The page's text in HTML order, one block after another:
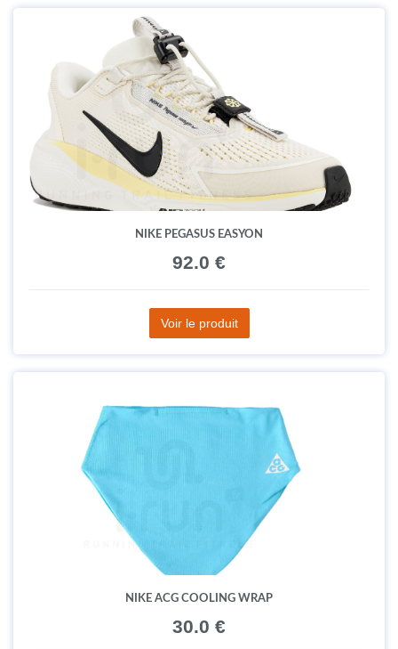
NIKE PEGASUS EASYON
92.0 €
Voir le produit
NIKE ACG COOLING WRAP
30.0 €